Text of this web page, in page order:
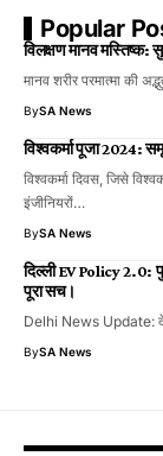
Popular
विलक्षण मानव मस्तिष्क:
मानव शरीर परमात्मा की
BySA News
विश्वकर्मा पूजा 2024:
विश्वकर्मा दिवस, जिसे
इंजीनियरों…
BySA News
दिल्ली EV Policy 2.0:
पूरा सच।
Delhi News Update: देश
BySA News